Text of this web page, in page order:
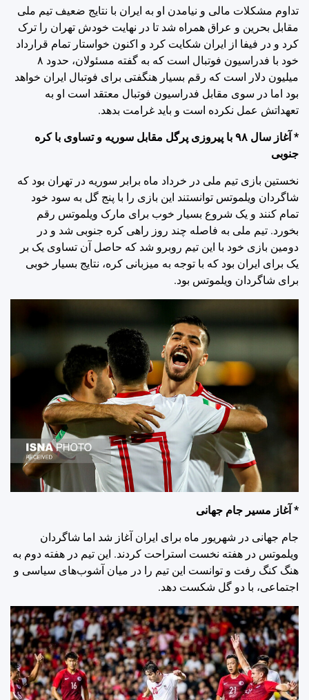
تداوم مشکلات مالی و نیامدن او به ایران با نتایج ضعیف تیم ملی
مقابل بحرین و عراق همراه شد تا در نهایت خودش تهران را ترک
کرد و در فیفا از ایران شکایت کرد و اکنون خواستار تمام قرارداد
خود با فدراسیون فوتبال است که به گفته مسئولان، حدود ۸
میلیون دلار است که رقم بسیار هنگفتی برای فوتبال ایران خواهد
بود اما در سوی مقابل فدراسیون فوتبال معتقد است او به
تعهداتش عمل نکرده است و باید غرامت بدهد.
* آغاز سال ۹۸ با پیروزی پرگل مقابل سوریه و تساوی با کره
جنوبی
نخستین بازی تیم ملی در خرداد ماه برابر سوریه در تهران بود که
شاگردان ویلموتس توانستند این بازی را با پنج گل به سود خود
تمام کنند و یک شروع بسیار خوب برای مارک ویلموتس رقم
بخورد. تیم ملی به فاصله چند روز راهی کره جنوبی شد و در
دومین بازی خود با این تیم روبرو شد که حاصل آن تساوی یک بر
یک برای ایران بود که با توجه به میزبانی کره، نتایج بسیار خوبی
برای شاگردان ویلموتس بود.
* آغاز مسیر جام جهانی
جام جهانی در شهریور ماه برای ایران آغاز شد اما شاگردان
ویلموتس در هفته نخست استراحت کردند. این تیم در هفته دوم به
هنگ کنگ رفت و توانست این تیم را در میان آشوب‌های سیاسی و
اجتماعی، با دو گل شکست دهد.